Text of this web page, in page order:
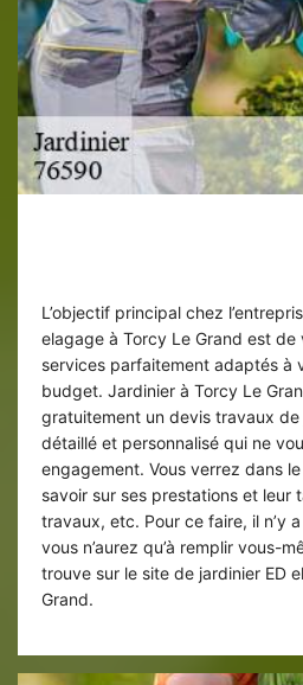
L’objectif principal chez
elagage à Torcy Le Grand est
services parfaitement adaptés à
budget. Jardinier à Torcy Le
gratuitement un devis travaux
détaillé et personnalisé qui ne
engagement. Vous verrez dans
savoir sur ses prestations et leur
travaux, etc. Pour ce faire, il n’y
vous n’aurez qu’à remplir vous-
trouve sur le site de jardinier ED
Grand.